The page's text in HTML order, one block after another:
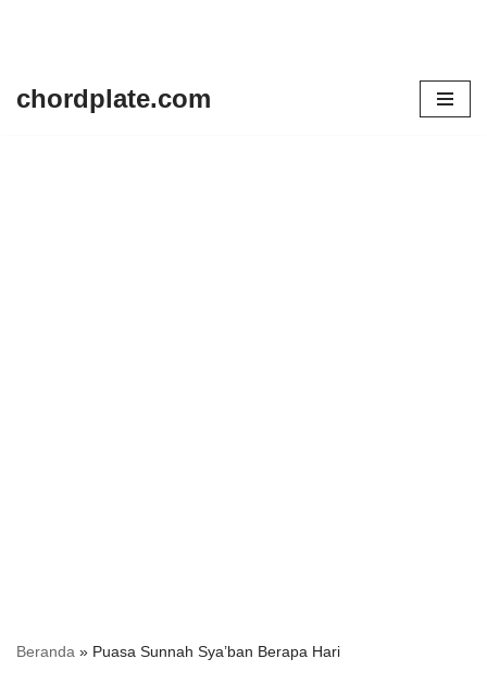
chordplate.com
Beranda » Puasa Sunnah Sya’ban Berapa Hari